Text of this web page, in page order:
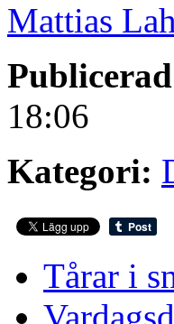
Mattias
18:06
Kategori:
Tårar i